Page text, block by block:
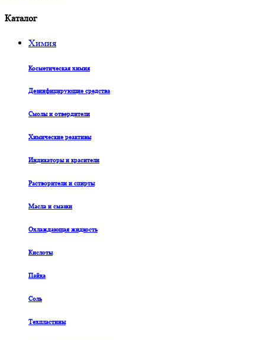
Каталог
Химия
Косметическая химия
Дезинфицирующие средства
Смолы и отвердители
Химические реактивы
Индикаторы и красители
Растворители и спирты
Масла и смазки
Охлаждающая жидкость
Кислоты
Пайка
Соль
Техпластины